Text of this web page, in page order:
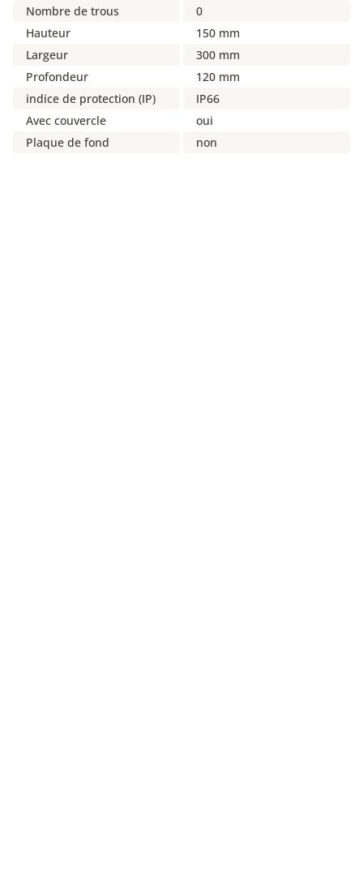
Nombre de trous
0
Hauteur
150 mm
Largeur
300 mm
Profondeur
120 mm
indice de protection (IP)
IP66
Avec couvercle
oui
Plaque de fond
non